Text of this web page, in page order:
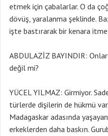
etmek için çabalarlar. O da
dövüş, yaralanma şeklinde.
işte bastırarak bir kenara
ABDULAZİZ BAYINDIR:
değil mi?
YÜCEL YILMAZ: Girmiyor.
türlerde dişilerin de hükmü
Madagaskar adasında
erkeklerden daha baskın.